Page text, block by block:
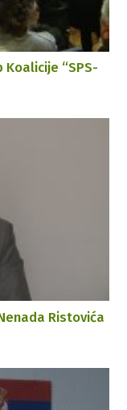
Koalicije “SPS-
Ristovića